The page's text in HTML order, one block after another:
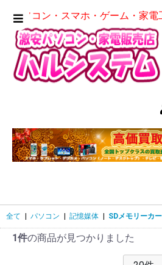
パソコン・スマホ・ゲーム・家電
全て | パソコン | 記憶媒体 | SDメモリーカ
1件の商品が見つかりました